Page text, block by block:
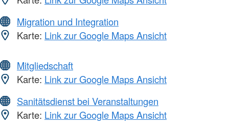
Migration und Integration
Karte: Link zur Google Maps Ansicht
Mitgliedschaft
Karte: Link zur Google Maps Ansicht
Sanitätsdienst bei Veranstaltungen
Karte: Link zur Google Maps Ansicht